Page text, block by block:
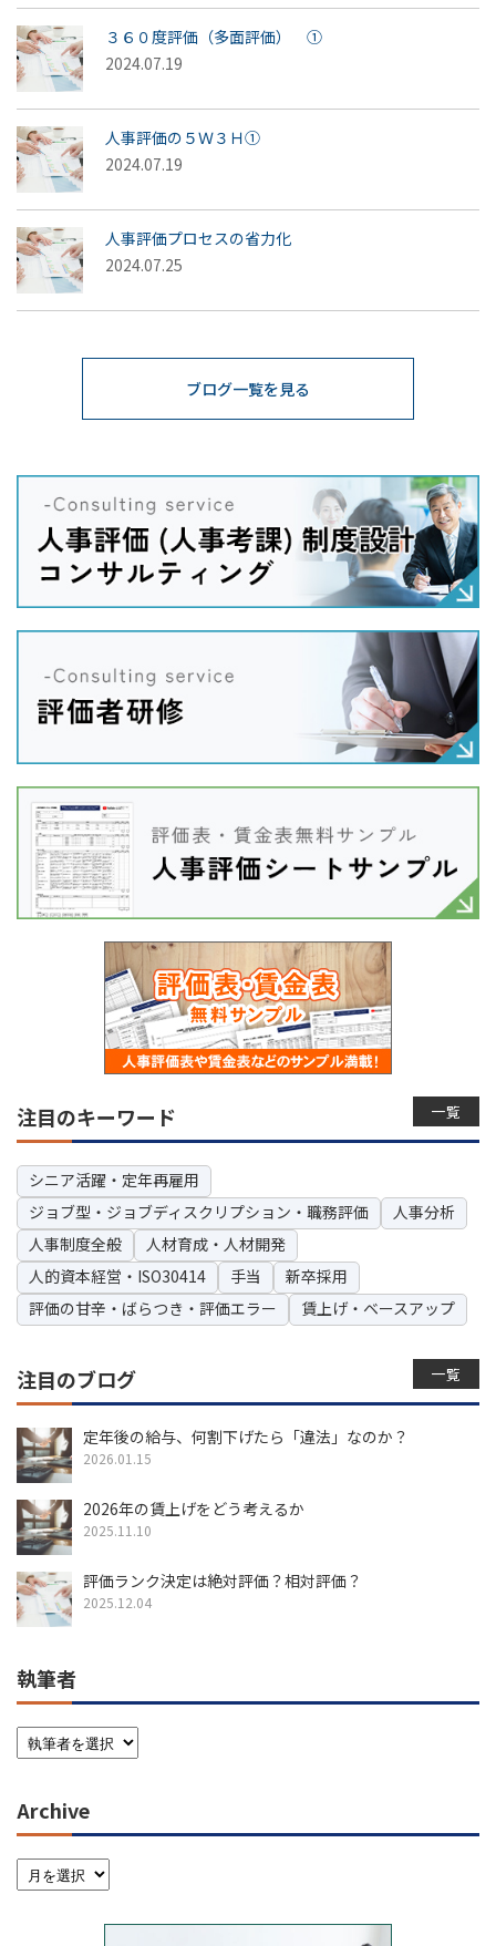
３６０度評価（多面評価） ①
2024.07.19
人事評価の５Ｗ３Ｈ①
2024.07.19
人事評価プロセスの省力化
2024.07.25
ブログ一覧を見る
一覧
注目のキーワード
シニア活躍・定年再雇用
ジョブ型・ジョブディスクリプション・職務評価
人事分析
人事制度全般
人材育成・人材開発
人的資本経営・ISO30414
手当
新卒採用
評価の甘辛・ばらつき・評価エラー
賃上げ・ベースアップ
一覧
注目のブログ
定年後の給与、何割下げたら「違法」なのか？
2026.01.15
2026年の賃上げをどう考えるか
2025.11.10
評価ランク決定は絶対評価？相対評価？
2025.12.04
執筆者
Archive